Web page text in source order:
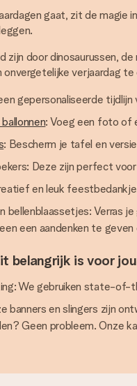
gaat, zit de magie
zijn door dinosaurussen,
onvergetelijke verjaardag te
gepersonaliseerde
: Voeg een foto of
: Bescherm je tafel en
Deze zijn perfect
en leuk
bellenblaassetjes: Verras
een aandenken te
belangrijk is voor
We gebruiken state-of-
banners en slingers zijn
Geen probleem. Onze